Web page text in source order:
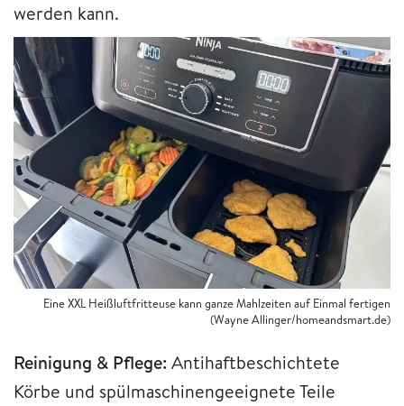
werden kann.
Eine XXL Heißluftfritteuse kann ganze Mahlzeiten auf Einmal fertigen
(Wayne Allinger/homeandsmart.de)
Reinigung & Pflege: Antihaftbeschichtete
Körbe und spülmaschinengeeignete Teile